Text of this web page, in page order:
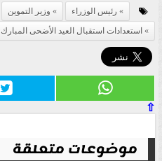
رئيس الوزراء
وزير التموين
استعدادات استقبال العيد الأضحى المبارك
⇧
موضوعات متعلقة